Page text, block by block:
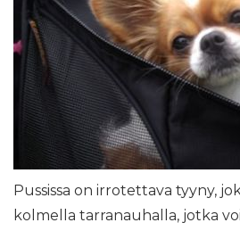
Pussissa on irrotettava tyyny,
kolmella tarranauhalla, jotka